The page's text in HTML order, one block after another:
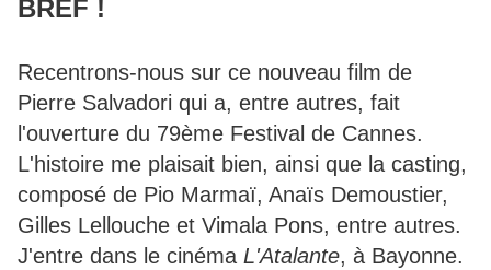
BREF !
Recentrons-nous sur ce nouveau film de
Pierre Salvadori qui a, entre autres, fait
l'ouverture du 79ème Festival de Cannes.
L'histoire me plaisait bien, ainsi que la casting,
composé de Pio Marmaï, Anaïs Demoustier,
Gilles Lellouche et Vimala Pons, entre autres.
J'entre dans le cinéma L'Atalante, à Bayonne.